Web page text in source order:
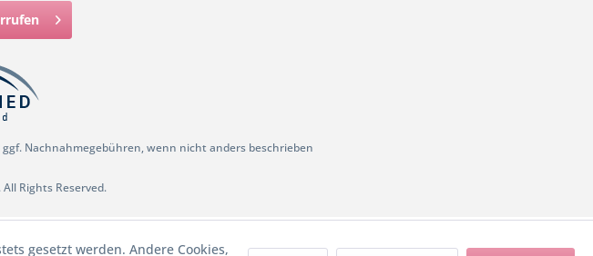
ggf. Nachnahmegebühren, wenn nicht anders beschrieben
Rights Reserved.
gesetzt werden. Andere Cookies,